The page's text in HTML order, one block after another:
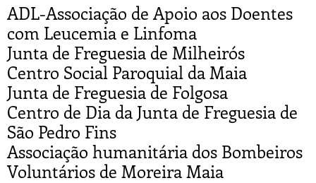
ADL-Associação de Apoio aos Doentes
com Leucemia e Linfoma
Junta de Freguesia de Milheirós
Centro Social Paroquial da Maia
Junta de Freguesia de Folgosa
Centro de Dia da Junta de Freguesia de
São Pedro Fins
Associação humanitária dos Bombeiros
Voluntários de Moreira Maia